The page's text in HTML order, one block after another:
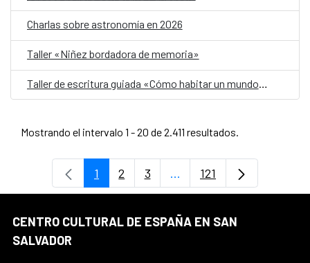
Charlas sobre astronomía en 2026
Taller «Niñez bordadora de memoria»
Mostrando el intervalo 1 - 20 de 2.411 resultados.
Página
1 Página
2 Página
3 ...Páginas intermedias Use
Página
121
CENTRO CULTURAL DE ESPAÑA EN SAN
SALVADOR